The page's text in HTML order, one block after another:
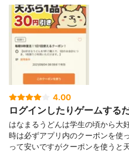
4.00
ログインしたりゲームする
はなまるうどんは学生の頃から大
時は必ずアプリ内のクーポンを使
って安いですがクーポンを使うと